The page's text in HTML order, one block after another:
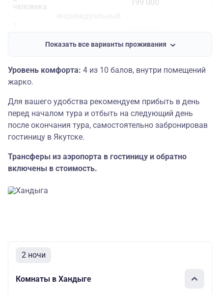
человека
199 000
Показать все варианты проживания
Уровень комфорта: 4 из 10 балов, внутри помещений
жарко.
Для вашего удобства рекомендуем прибыть в день
перед началом тура и отбыть на следующий день
после окончания тура, самостоятельно забронировав
гостиницу в Якутске.
Трансферы из аэропорта в гостиницу и обратно
включены в стоимость.
2 ночи
Комнаты в Хандыге